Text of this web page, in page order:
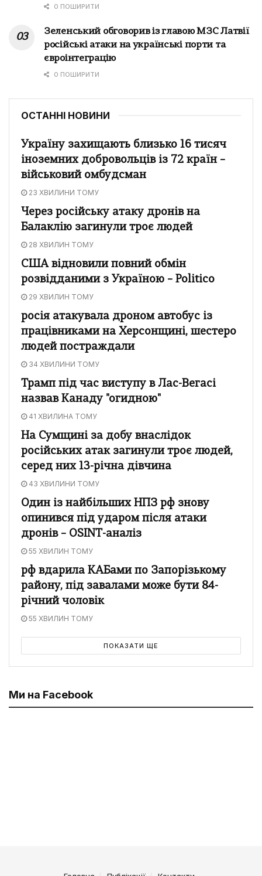
0 ПОШИРИТИ
Зеленський обговорив із главою МЗС Латвії
російські атаки на українські порти та
євроінтеграцію
0 ПОШИРИТИ
ОСТАННІ НОВИНИ
Україну захищають близько 16 тисяч
іноземних добровольців із 72 країн –
військовий омбудсман
23 ХВИЛИНИ ТОМУ
Через російську атаку дронів на
Балаклію загинули троє людей
28 ХВИЛИН ТОМУ
США відновили повний обмін
розвідданими з Україною – Politico
29 ХВИЛИН ТОМУ
росія атакувала дроном автобус із
працівниками на Херсонщині, шестеро
людей постраждали
34 ХВИЛИНИ ТОМУ
Трамп під час виступу в Лас-Вегасі
назвав Канаду "огидною"
41 ХВИЛИНА ТОМУ
На Сумщині за добу внаслідок
російських атак загинули троє людей,
серед них 13-річна дівчина
43 ХВИЛИНИ ТОМУ
Один із найбільших НПЗ рф знову
опинився під ударом після атаки
дронів – OSINT-аналіз
55 ХВИЛИН ТОМУ
рф вдарила КАБами по Запорізькому
району, під завалами може бути 84-
річний чоловік
55 ХВИЛИН ТОМУ
ПОКАЗАТИ ЩЕ
Ми на Facebook